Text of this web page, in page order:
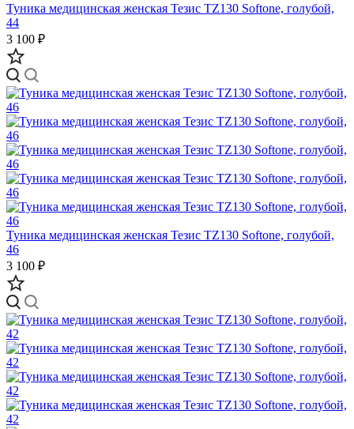
Туника медицинская женская Тезис TZ130 Softone, голубой,
44
3 100 ₽
Туника медицинская женская Тезис TZ130 Softone, голубой,
46
3 100 ₽